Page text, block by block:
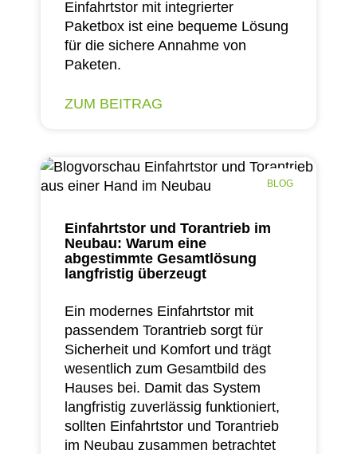
Einfahrtstor mit integrierter
Paketbox ist eine bequeme Lösung
für die sichere Annahme von
Paketen.
ZUM BEITRAG
BLOG
Einfahrtstor und Torantrieb im
Neubau: Warum eine
abgestimmte Gesamtlösung
langfristig überzeugt
Ein modernes Einfahrtstor mit
passendem Torantrieb sorgt für
Sicherheit und Komfort und trägt
wesentlich zum Gesamtbild des
Hauses bei. Damit das System
langfristig zuverlässig funktioniert,
sollten Einfahrtstor und Torantrieb
im Neubau zusammen betrachtet